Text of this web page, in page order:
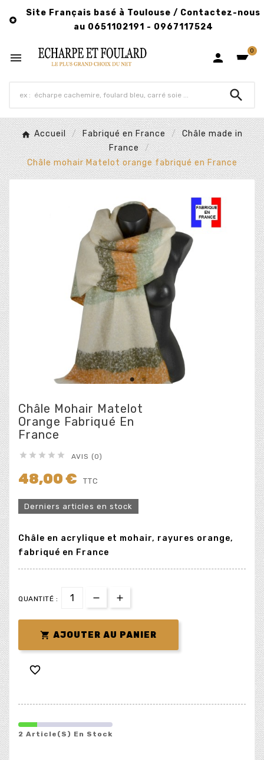

Site Français basé à Toulouse / Contactez-nous
au 0651102191 - 0967117524
  0

Accueil Fabriqué en France
Châle made in
France
Châle mohair Matelot orange fabriqué en France
Châle Mohair Matelot
Orange Fabriqué En
France
     AVIS (0)
48,00 € TTC
Derniers articles en stock
Châle en acrylique et mohair, rayures orange,
fabriqué en France
QUANTITÉ :
 AJOUTER AU PANIER

2 Article(s) En Stock